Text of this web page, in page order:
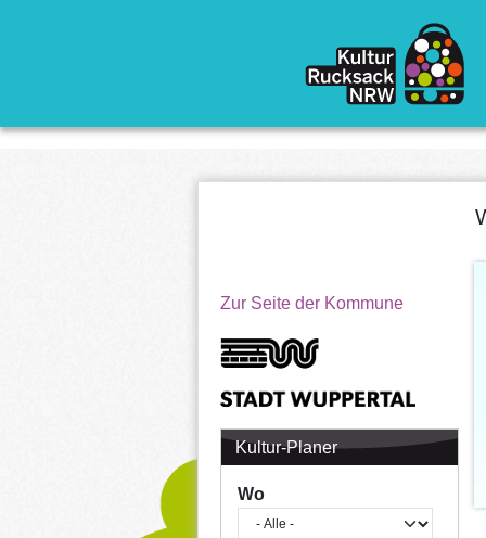
Zur Seite der Kommune
Kultur-Planer
Wo